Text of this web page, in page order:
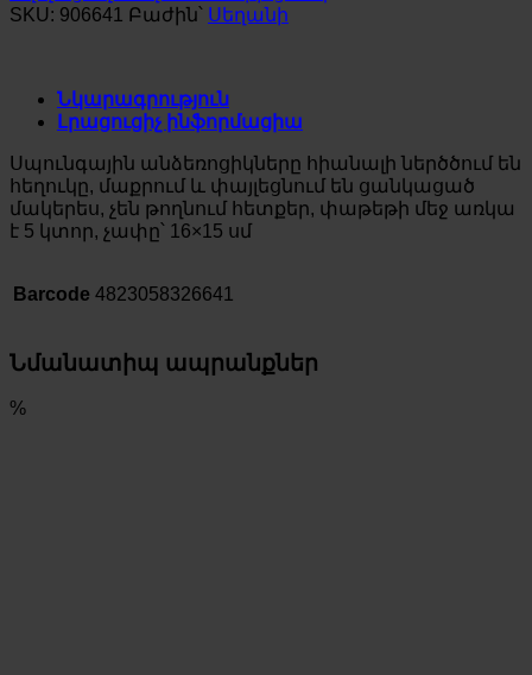
SKU: 906641 Բաժին՝ Սեղանի
Նկարագրություն
Լրացուցիչ ինֆորմացիա
Սպունգային անձեռոցիկները հիանալի ներծծում են
հեղուկը, մաքրում և փայլեցնում են ցանկացած
մակերես, չեն թողնում հետքեր, փաթեթի մեջ առկա
է 5 կտոր, չափը՝ 16×15 սմ
Barcode 4823058326641
Նմանատիպ ապրանքներ
%